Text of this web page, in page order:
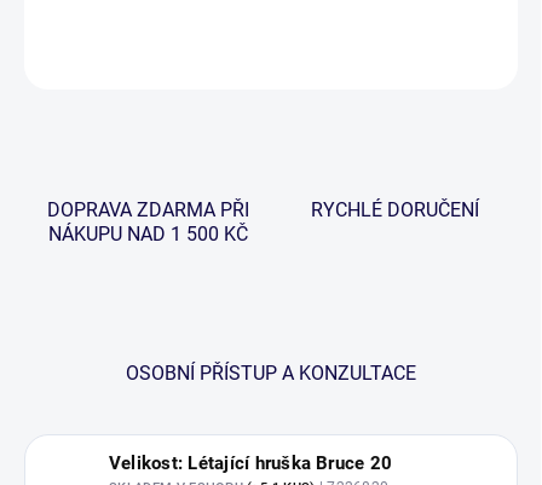
DOPRAVA ZDARMA PŘI
NÁKUPU NAD 1 500 KČ
RYCHLÉ DORUČENÍ
OSOBNÍ PŘÍSTUP A KONZULTACE
Velikost: Létající hruška Bruce 20